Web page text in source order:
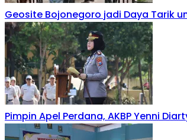
Geosite Bojonegoro jadi Daya Tarik
Pimpin Apel Perdana, AKBP Yenni